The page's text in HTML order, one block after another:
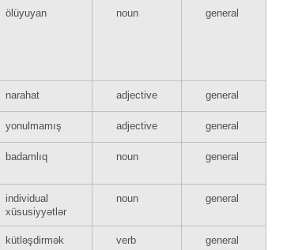
ölüyuyan noun general
narahat adjective general
yonulmamış adjective general
badamlıq noun general
individual
xüsusiyyətlər
noun general
kütləşdirmək verb general